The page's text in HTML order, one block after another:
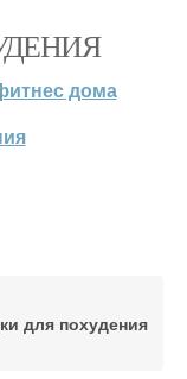
дома
для похудения